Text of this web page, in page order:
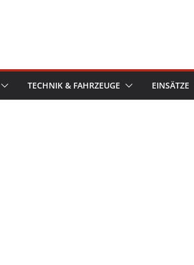
TECHNIK & FAHRZEUGE EINSÄTZE